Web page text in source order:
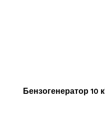
Бензогенератор 10